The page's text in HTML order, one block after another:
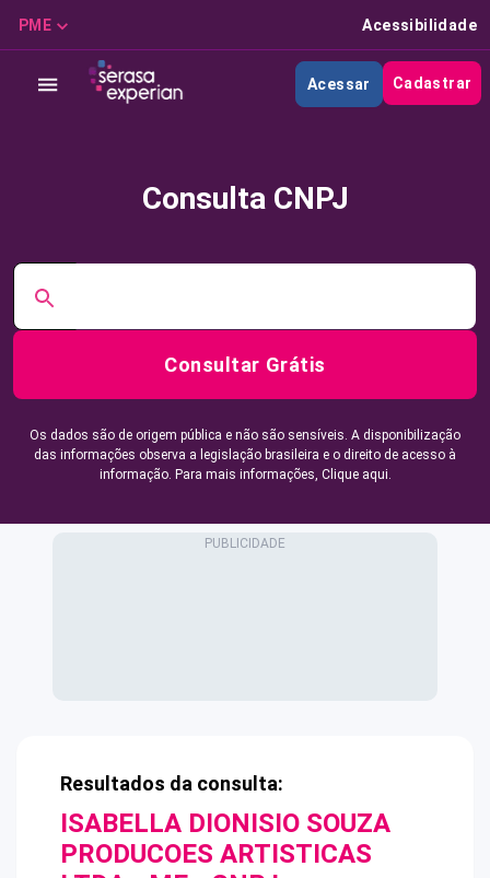
PME Acessibilidade
Acessar Cadastrar
Consulta CNPJ
Consultar Grátis
Os dados são de origem pública e não são sensíveis. A disponibilização
das informações observa a legislação brasileira e o direito de acesso à
informação. Para mais informações, Clique aqui.
Resultados da consulta:
ISABELLA DIONISIO SOUZA
PRODUCOES ARTISTICAS